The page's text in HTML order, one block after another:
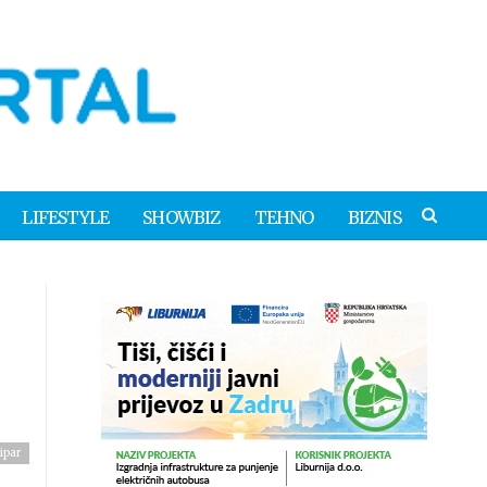
LIFESTYLE SHOWBIZ TEHNO BIZNIS